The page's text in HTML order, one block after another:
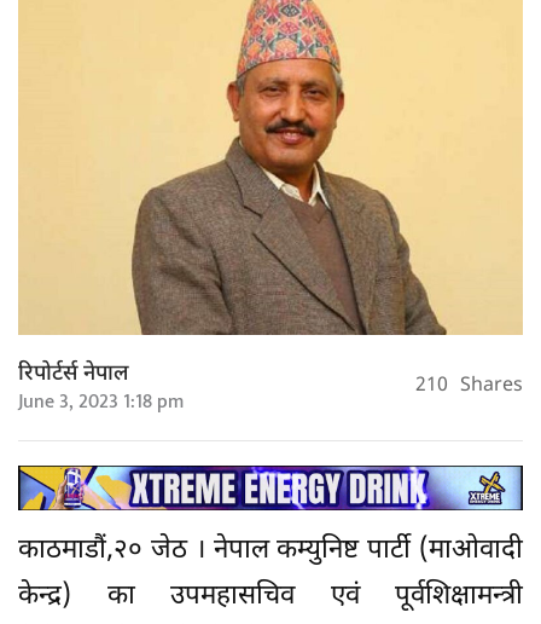
रिपोर्टर्स नेपाल
June 3, 2023 1:18 pm 210 Shares
काठमाडौं,२० जेठ । नेपाल कम्युनिष्ट पार्टी (माओवादी
केन्द्र) का उपमहासचिव एवं पूर्वशिक्षामन्त्री